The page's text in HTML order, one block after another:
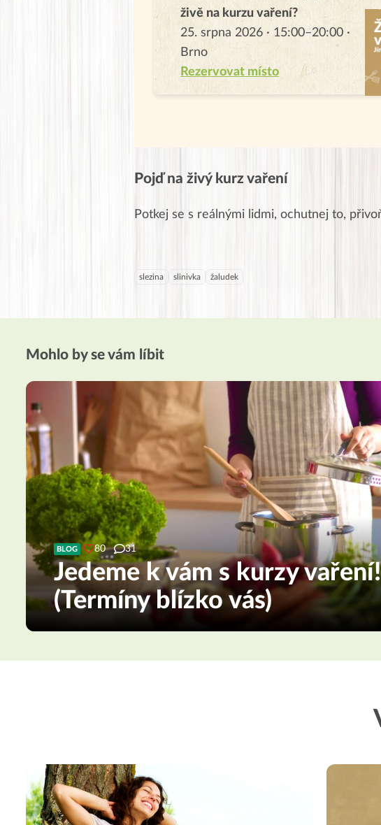
živě na kurzu vaření?
25. srpna 2026 · 15:00–20:00 ·
Brno
Rezervovat místo
Pojď na živý kurz vaření
Potkej se s reálnými lidmi, ochutnej to,
slezina slinivka žaludek
Mohlo by se vám líbit
BLOG 80 31
Jedeme k vám s kurzy vaření!
(Termíny blízko vás)